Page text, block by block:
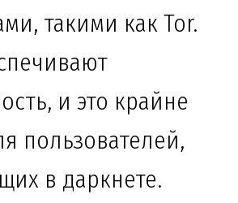
такими как Tor.
и это крайне
пользователей,
в даркнете.